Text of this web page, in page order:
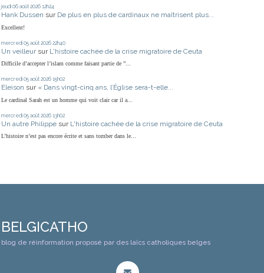
jeudi 06 août 2026 12h24
Hank Dussen sur De plus en plus de cardinaux ne maîtrisent plus...
Excellent!
mercredi 05 août 2026 22h40
Un veilleur sur L'histoire cachée de la crise migratoire de Ceuta
Difficile d’accepter l’islam comme faisant partie de ”...
mercredi 05 août 2026 15h02
Eleison sur « Dans vingt-cinq ans, l’Église sera-t-elle...
Le cardinal Sarah est un homme qui voit clair car il a...
mercredi 05 août 2026 13h02
Un autre Philippe sur L'histoire cachée de la crise migratoire de Ceuta
L’histoire n’est pas encore écrite et sans tomber dans le...
BELGICATHO
blog de réinformation proposé par des laïcs catholiques belges